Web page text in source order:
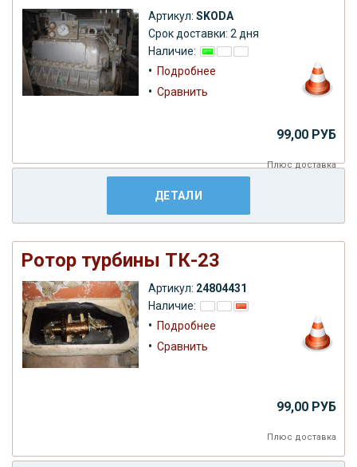
Артикул: SKODA
Срок доставки: 2 дня
Наличие:
• Подробнее
• Сравнить
99,00 РУБ
Плюсдоставка
ДЕТАЛИ
Ротор турбины ТК-23
Артикул: 24804431
Наличие:
• Подробнее
• Сравнить
99,00 РУБ
Плюс доставка